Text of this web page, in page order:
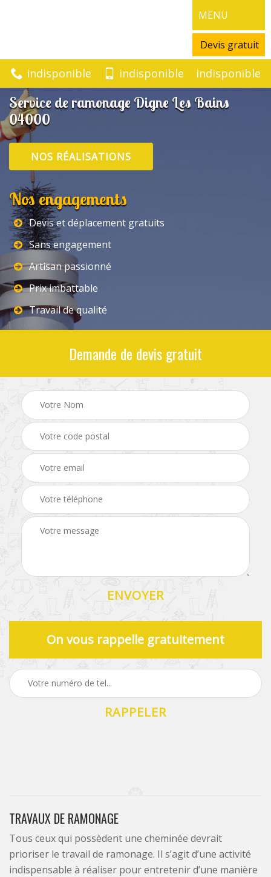
MENU
Devis gratuit
indisponible indisponible indisponible
Service de ramonage Digne Les Bains
04000
NOS RÉALISATIONS
Nos engagements
Devis et déplacement gratuits
Sans engagement
Artisan passionné
Prix imbattable
Travail de qualité
Demande de devis gratuit
On vous rappelle gratuitement
TRAVAUX DE RAMONAGE
Tous ceux qui possèdent une cheminée devrait
prioriser le travail de ramonage. Il s’agit d’une activité
indispensable à réaliser pour entretenir d’une manière